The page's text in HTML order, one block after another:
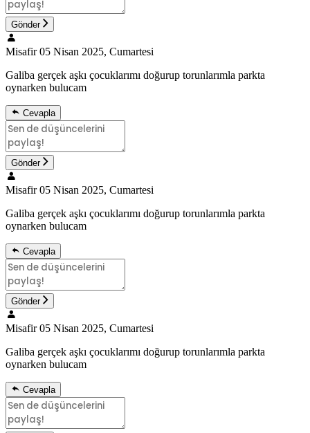
Gönder
Misafir 05 Nisan 2025, Cumartesi
Galiba gerçek aşkı çocuklarımı doğurup torunlarımla parkta
oynarken bulucam
Cevapla
Gönder
Misafir 05 Nisan 2025, Cumartesi
Galiba gerçek aşkı çocuklarımı doğurup torunlarımla parkta
oynarken bulucam
Cevapla
Gönder
Misafir 05 Nisan 2025, Cumartesi
Galiba gerçek aşkı çocuklarımı doğurup torunlarımla parkta
oynarken bulucam
Cevapla